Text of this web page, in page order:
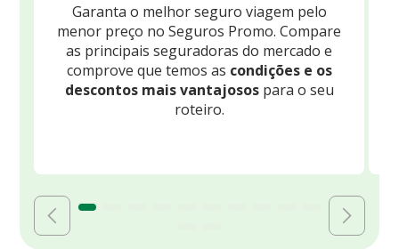
Garanta o melhor seguro viagem pelo
menor preço no Seguros Promo. Compare
as principais seguradoras do mercado e
comprove que temos as condições e os
descontos mais vantajosospara o seu
roteiro.